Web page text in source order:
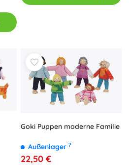
Goki Puppen moderne Familie
Außenlager ?
22,50 €